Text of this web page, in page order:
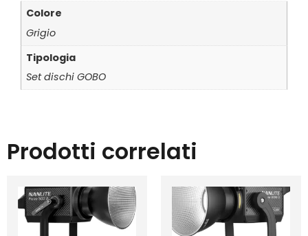
Colore
Grigio
Tipologia
Set dischi GOBO
Prodotti correlati